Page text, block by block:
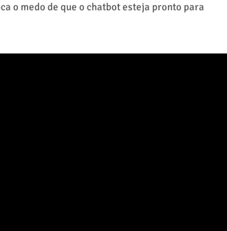
o medo de que o chatbot esteja pronto para